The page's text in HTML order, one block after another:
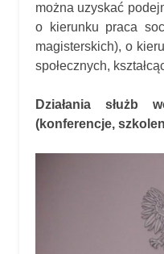
można uzyskać
o kierunku praca
magisterskich), o
społecznych,
Działania służb
(konferencje,